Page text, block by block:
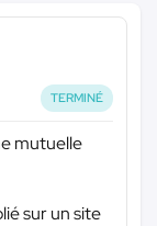
TERMINÉ
mutuelle
sur un site